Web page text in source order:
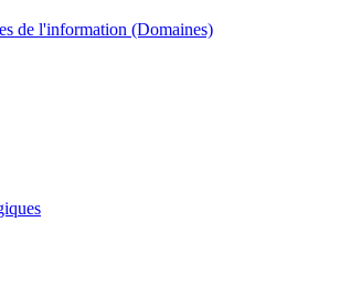
de l'information (Domaines)